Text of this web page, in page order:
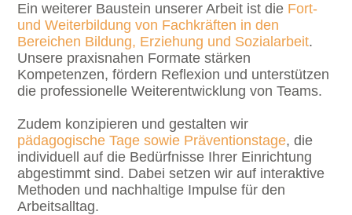
Ein weiterer Baustein unserer Arbeit ist die Fort-
und Weiterbildung von Fachkräften in den
Bereichen Bildung, Erziehung und Sozialarbeit.
Unsere praxisnahen Formate stärken
Kompetenzen, fördern Reflexion und unterstützen
die professionelle Weiterentwicklung von Teams.
Zudem konzipieren und gestalten wir
pädagogische Tage sowie Präventionstage, die
individuell auf die Bedürfnisse Ihrer Einrichtung
abgestimmt sind. Dabei setzen wir auf interaktive
Methoden und nachhaltige Impulse für den
Arbeitsalltag.